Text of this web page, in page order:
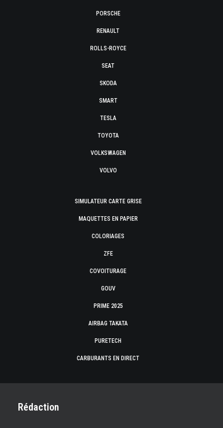
PORSCHE
RENAULT
ROLLS-ROYCE
SEAT
SKODA
SMART
TESLA
TOYOTA
VOLKSWAGEN
VOLVO
SIMULATEUR CARTE GRISE
MAQUETTES EN PAPIER
COLORIAGES
ZFE
COVOITURAGE
GOUV
PRIME 2025
AIRBAG TAKATA
PURETECH
CARBURANTS EN DIRECT
Rédaction